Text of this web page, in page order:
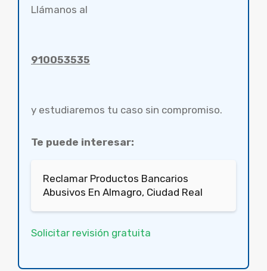
Llámanos al
910053535
y estudiaremos tu caso sin compromiso.
Te puede interesar:
Reclamar Productos Bancarios
Abusivos En Almagro, Ciudad Real
Solicitar revisión gratuita